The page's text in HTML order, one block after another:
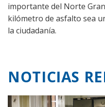
importante del Norte
kilómetro de asfalto sea
la ciudadanía.
NOTICIAS